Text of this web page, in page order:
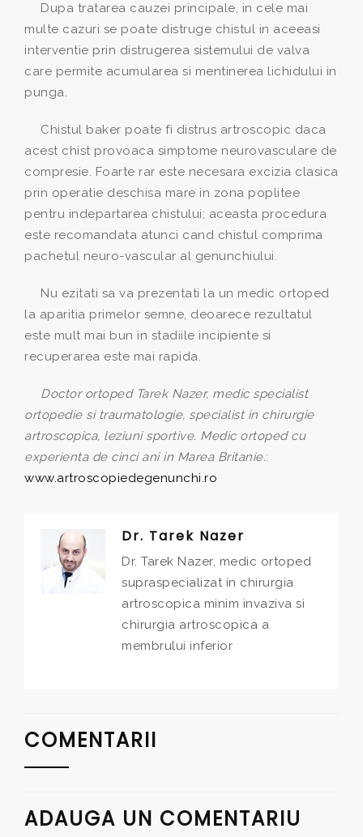
Dupa tratarea cauzei principale, in cele mai
multe cazuri se poate distruge chistul in aceeasi
interventie prin distrugerea sistemului de valva
care permite acumularea si mentinerea lichidului in
punga.
Chistul baker poate fi distrus artroscopic daca
acest chist provoaca simptome neurovasculare de
compresie. Foarte rar este necesara excizia clasica
prin operatie deschisa mare in zona poplitee
pentru indepartarea chistului; aceasta procedura
este recomandata atunci cand chistul comprima
pachetul neuro-vascular al genunchiului.
Nu ezitati sa va prezentati la un medic ortoped
la aparitia primelor semne, deoarece rezultatul
este mult mai bun in stadiile incipiente si
recuperarea este mai rapida.
Doctor ortoped Tarek Nazer, medic specialist
ortopedie si traumatologie, specialist in chirurgie
artroscopica, leziuni sportive. Medic ortoped cu
experienta de cinci ani in Marea Britanie.:
www.artroscopiedegenunchi.ro
Dr. Tarek Nazer
Dr. Tarek Nazer, medic ortoped
supraspecializat in chirurgia
artroscopica minim invaziva si
chirurgia artroscopica a
membrului inferior
COMENTARII
ADAUGA UN COMENTARIU